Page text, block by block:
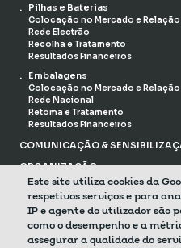
Pilhas e Baterias
Colocação no Mercado e
Rede Electrão
Recolha e Tratamento
Resultados Financeiros
Embalagens
Colocação no Mercado e
Rede Nacional
Retoma e Tratamento
Resultados Financeiros
COMUNICAÇÃO &
ORGANIZAÇÃO
Responsabilidade Social
Governança e Associados
DESAFIOS 2023
Este site utiliza cookies da
respetivos serviços e para
IP e agente do utilizador são
como o desempenho e a
assegurar a qualidade do